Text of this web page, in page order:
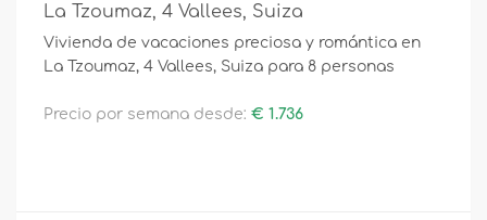
La Tzoumaz, 4 Vallees, Suiza
Vivienda de vacaciones preciosa y romántica en
La Tzoumaz, 4 Vallees, Suiza para 8 personas
Precio por semana desde: € 1.736